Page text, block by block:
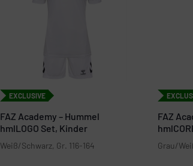
EXCLUSIVE
FAZ Academy – Hummel
hmlLOGO Set, Kinder
Weiß/Schwarz, Gr. 116-164
FAZ
Grau/